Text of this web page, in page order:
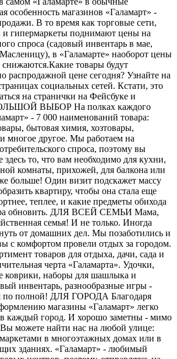
особенность магазинов «Галамарт» -
В то время как торговые сети,
и гипермаркеты поднимают цены на
спроса (садовый инвентарь в мае,
в «Галамарте» наоборот цены
снижаются.Какие товары будут
распродажной цене сегодня? Узнайте на
социальных сетей. Кстати, это
на странички на Фейсбуке и
ВЫБОР На полках каждого
- 7 000 наименований товара:
бытовая химия, хозтовары,
многое другое. Мы работаем на
спроса, поэтому вы
здесь то, что вам необходимо для кухни,
комнаты, прихожей, для балкона или
больше! Один визит подскажет массу
квартиру, чтобы она стала еще
теплее, и какие предметы обихода
обновить. ДЛЯ ВСЕЙ СЕМЬИ Мама,
семья! И не только. Иногда
от домашних дел. Мы позаботились и
с комфортом провели отдых за городом.
товаров для отдыха, дачи, сада и
черта «Галамарта». Удочки,
коврики, наборы для шашлыка и
инвентарь, разнообразные игры -
по полной! ДЛЯ ГОРОДА Благодаря
магазины «Галамарт» легко
каждый город. И хорошо заметны - мимо
можете найти нас на любой улице:
в многоэтажных домах или в
зданиях. «Галамарт» - любимый